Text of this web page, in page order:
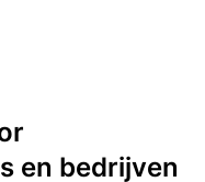
en bedrijven